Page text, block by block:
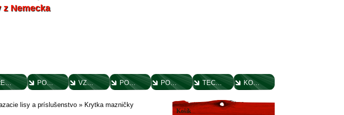
Nemecka
REKLAMAČNÝ PORIADOK POTVRDENIE O VYTKNUTÍ VADY VZOROVÝ FORMULÁR ODSTÚPENIA OD ZMLUVY POUČENIE O UPLATNENÍ PRÁVA SPOTREBITEĽA PORADENSTVO TECHNICKÉ VÝKRESY KONTAKT
lisy a príslušenstvo » Krytka mazničky
Košík